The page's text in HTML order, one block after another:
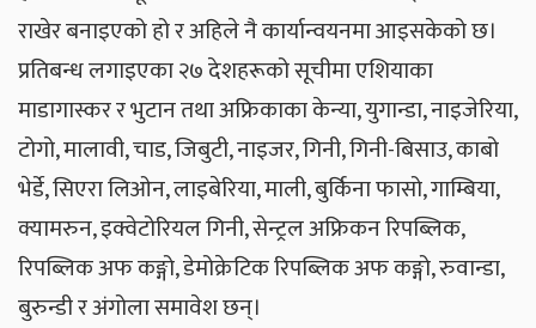
राखेर बनाइएको हो र अहिले नै कार्यान्वयनमा आइसकेको छ।
प्रतिबन्ध लगाइएका २७ देशहरूको सूचीमा एशियाका
माडागास्कर र भुटान तथा अफ्रिकाका केन्या, युगान्डा, नाइजेरिया,
टोगो, मालावी, चाड, जिबुटी, नाइजर, गिनी, गिनी-बिसाउ, काबो
भेर्डे, सिएरा लिओन, लाइबेरिया, माली, बुर्किना फासो, गाम्बिया,
क्यामरुन, इक्वेटोरियल गिनी, सेन्ट्रल अफ्रिकन रिपब्लिक,
रिपब्लिक अफ कङ्गो, डेमोक्रेटिक रिपब्लिक अफ कङ्गो, रुवान्डा,
बुरुन्डी र अंगोला समावेश छन्।